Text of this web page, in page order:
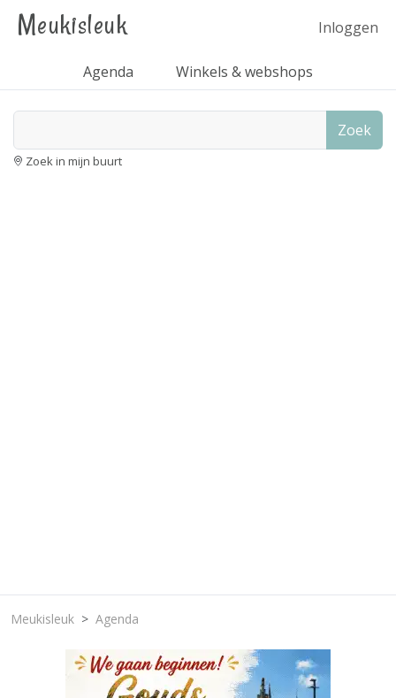
Meukisleuk Inloggen
Agenda Winkels & webshops
Zoek
Zoek in mijn buurt
Meukisleuk Agenda